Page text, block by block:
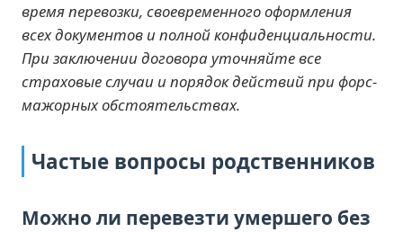
время перевозки, своевременного оформления
всех документов и полной конфиденциальности.
При заключении договора уточняйте все
страховые случаи и порядок действий при форс-
мажорных обстоятельствах.
Частые вопросы родственников
Можно ли перевезти умершего без